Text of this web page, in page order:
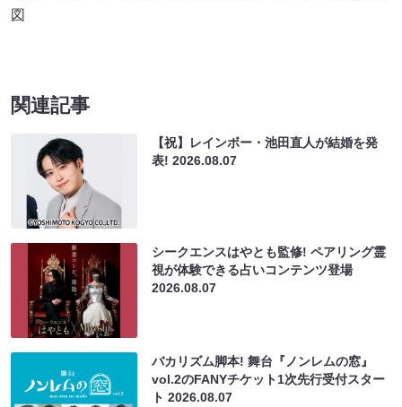
図
関連記事
【祝】レインボー・池田直人が結婚を発
表!2026.08.07
シークエンスはやとも監修! ペアリング霊
視が体験できる占いコンテンツ登場
2026.08.07
バカリズム脚本! 舞台『ノンレムの窓』
vol.2のFANYチケット1次先行受付スター
ト2026.08.07